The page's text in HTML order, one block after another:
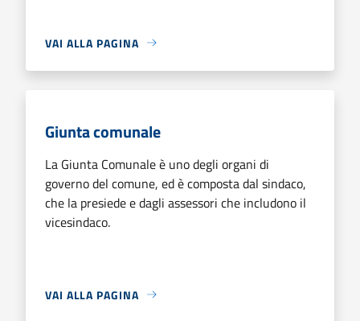
VAI ALLA PAGINA
Giunta comunale
La Giunta Comunale è uno degli organi di
governo del comune, ed è composta dal sindaco,
che la presiede e dagli assessori che includono il
vicesindaco.
VAI ALLA PAGINA